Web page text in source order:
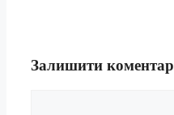
Залишити коментар